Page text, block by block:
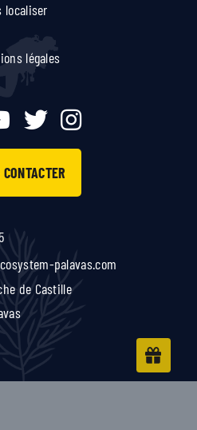
localiser
légales
palavas.com
de Castille